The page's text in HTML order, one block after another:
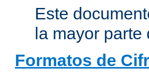
Este
la mayor parte
Formatos de